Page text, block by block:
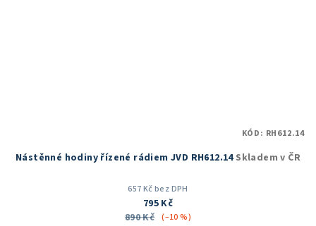
Nástěnné hodiny řízené rádiem JVD RH612.14Skladem v ČR
657 Kč bez DPH
795 Kč
890 Kč (–10 %)
KÓD: RH612.14